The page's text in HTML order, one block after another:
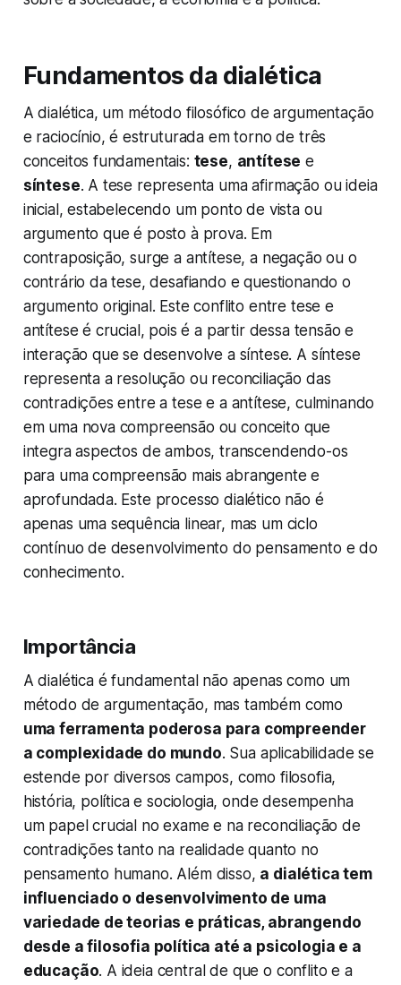
Fundamentos da dialética
A dialética, um método filosófico de argumentação
e raciocínio, é estruturada em torno de três
conceitos fundamentais: tese, antítese e
síntese. A tese representa uma afirmação ou ideia
inicial, estabelecendo um ponto de vista ou
argumento que é posto à prova. Em
contraposição, surge a antítese, a negação ou o
contrário da tese, desafiando e questionando o
argumento original. Este conflito entre tese e
antítese é crucial, pois é a partir dessa tensão e
interação que se desenvolve a síntese. A síntese
representa a resolução ou reconciliação das
contradições entre a tese e a antítese, culminando
em uma nova compreensão ou conceito que
integra aspectos de ambos, transcendendo-os
para uma compreensão mais abrangente e
aprofundada. Este processo dialético não é
apenas uma sequência linear, mas um ciclo
contínuo de desenvolvimento do pensamento e do
conhecimento.
Importância
A dialética é fundamental não apenas como um
método de argumentação, mas também como
uma ferramenta poderosa para compreender
a complexidade do mundo. Sua aplicabilidade se
estende por diversos campos, como filosofia,
história, política e sociologia, onde desempenha
um papel crucial no exame e na reconciliação de
contradições tanto na realidade quanto no
pensamento humano. Além disso, a dialética tem
influenciado o desenvolvimento de uma
variedade de teorias e práticas, abrangendo
desde a filosofia política até a psicologia e a
educação. A ideia central de que o conflito e a